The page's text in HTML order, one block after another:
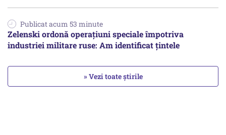
Publicat acum 53 minute
Zelenski ordonă operațiuni speciale împotriva
industriei militare ruse: Am identificat țintele
» Vezi toate știrile